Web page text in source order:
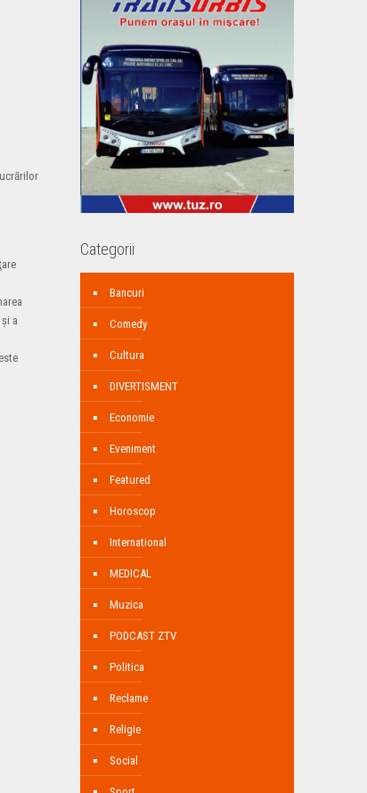
a
Categorii
Bancuri
Comedy
Cultura
DIVERTISMENT
Economie
Eveniment
Featured
Horoscop
International
MEDICAL
Muzica
PODCAST ZTV
Politica
Reclame
Religie
Social